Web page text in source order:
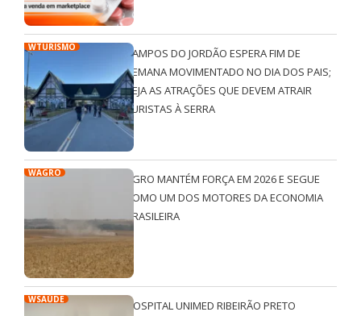
WTURISMO
CAMPOS DO JORDÃO ESPERA FIM DE
SEMANA MOVIMENTADO NO DIA DOS PAIS;
VEJA AS ATRAÇÕES QUE DEVEM ATRAIR
TURISTAS À SERRA
WAGRO
AGRO MANTÉM FORÇA EM 2026 E SEGUE
COMO UM DOS MOTORES DA ECONOMIA
BRASILEIRA
WSAÚDE
HOSPITAL UNIMED RIBEIRÃO PRETO